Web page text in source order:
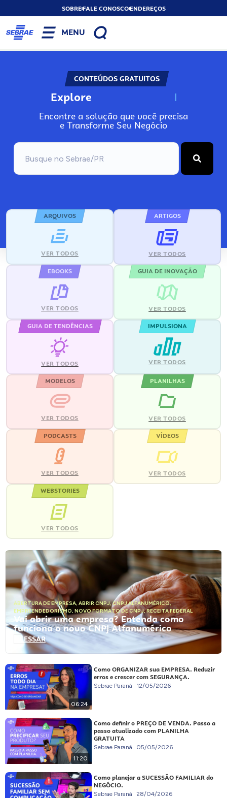
SOBREFALE CONOSCOENDEREÇOS
MENU
CONTEÚDOS GRATUITOS
Explore N
Encontre a solução que você precisa
e Transforme Seu Negócio
ARQUIVOS
VER TODOS
ARTIGOS
VER TODOS
EBOOKS
VER TODOS
GUIA DE INOVAÇÃO
VER TODOS
GUIA DE TENDÊNCIAS
VER TODOS
IMPULSIONA
VER TODOS
MODELOS
VER TODOS
PLANILHAS
VER TODOS
PODCASTS
VER TODOS
VÍDEOS
VER TODOS
WEBSTORIES
VER TODOS
ABERTURA DE EMPRESA, ABRIR CNPJ,CNPJ ALFANUMÉRICO,
EMPREENDEDORISMO, NOVO FORMATO DE CNPJ,RECEITA FEDERAL
Vai abrir uma empresa? Entenda como
funciona o novo CNPJ Alfanumérico
ACESSAR
06:24
Como ORGANIZAR sua EMPRESA. Reduzir
erros e crescer com SEGURANÇA.
Sebrae Paraná 12/05/2026
11:20
Como definir o PREÇO DE VENDA. Passo a
passo atualizado com PLANILHA
GRATUITA
Sebrae Paraná 05/05/2026
Como planejar a SUCESSÃO FAMILIAR do
NEGÓCIO.
Sebrae Paraná 28/04/2026